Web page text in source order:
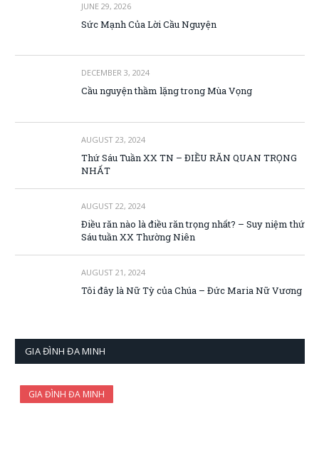
JUNE 29, 2026
Sức Mạnh Của Lời Cầu Nguyện
DECEMBER 3, 2024
Cầu nguyện thầm lặng trong Mùa Vọng
AUGUST 23, 2024
Thứ Sáu Tuần XX TN – ĐIỀU RĂN QUAN TRỌNG
NHẤT
AUGUST 22, 2024
Điều răn nào là điều răn trọng nhất? – Suy niệm thứ
Sáu tuần XX Thường Niên
AUGUST 21, 2024
Tôi đây là Nữ Tỳ của Chúa – Đức Maria Nữ Vương
GIA ĐÌNH ĐA MINH
GIA ĐÌNH ĐA MINH